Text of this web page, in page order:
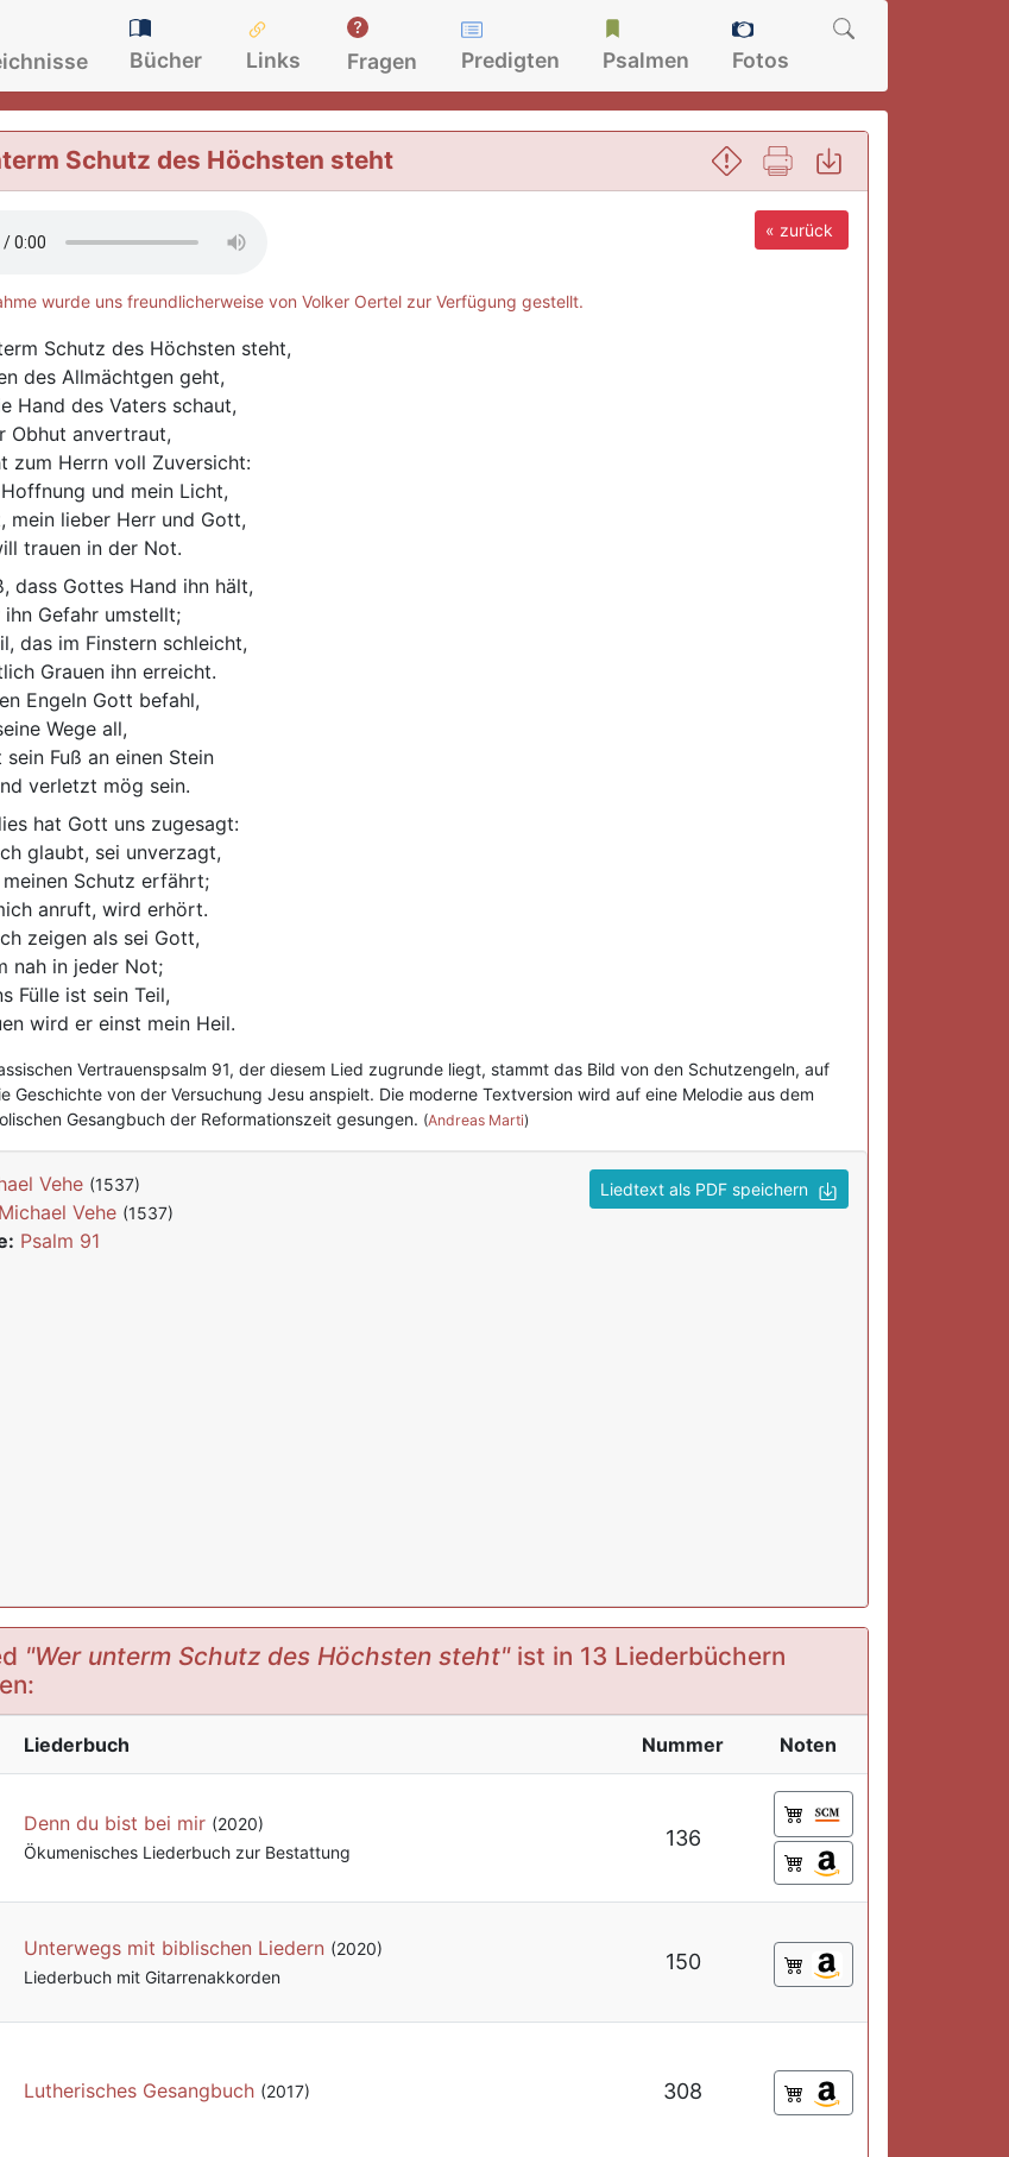
Bücher Links Fragen Predigten Psalmen Fotos
Schutz des Höchsten steht
« zurück
wurde uns freundlicherweise von Volker Oertel zur Verfügung gestellt.
Schutz des Höchsten steht,
des Allmächtgen geht,
Hand des Vaters schaut,
Obhut anvertraut,
zum Herrn voll Zuversicht:
und mein Licht,
mein lieber Herr und Gott,
trauen in der Not.
dass Gottes Hand ihn hält,
Gefahr umstellt;
das im Finstern schleicht,
Grauen ihn erreicht.
Engeln Gott befahl,
Wege all,
Fuß an einen Stein
verletzt mög sein.
hat Gott uns zugesagt:
glaubt, sei unverzagt,
Schutz erfährt;
anruft, wird erhört.
zeigen als sei Gott,
nah in jeder Not;
Fülle ist sein Teil,
wird er einst mein Heil.
Vertrauenspsalm 91, der diesem Lied zugrunde liegt, stammt das Bild von den Schutzengeln, auf
Geschichte von der Versuchung Jesu anspielt. Die moderne Textversion wird auf eine Melodie aus dem
Gesangbuch der Reformationszeit gesungen. (Andreas Marti)
Liedtext als PDF speichern
Vehe (1537)
Michael Vehe (1537)
Psalm 91
"Wer unterm Schutz des Höchsten steht"ist in 13 Liederbüchern
Liederbuch Nummer Noten
Denn du bist bei mir (2020)
Ökumenisches Liederbuch zur Bestattung
136
Unterwegs mit biblischen Liedern (2020)
Liederbuch mit Gitarrenakkorden
150
Lutherisches Gesangbuch (2017) 308